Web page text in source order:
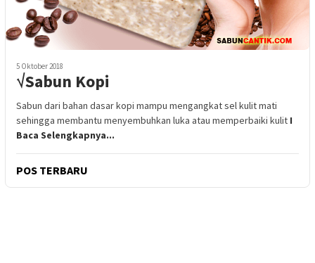
5 Oktober 2018
√Sabun Kopi
Sabun dari bahan dasar kopi mampu mengangkat sel kulit mati
sehingga membantu menyembuhkan luka atau memperbaiki kulit I
Baca Selengkapnya...
POS TERBARU